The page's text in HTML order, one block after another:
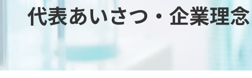
代表あいさつ・企業理念